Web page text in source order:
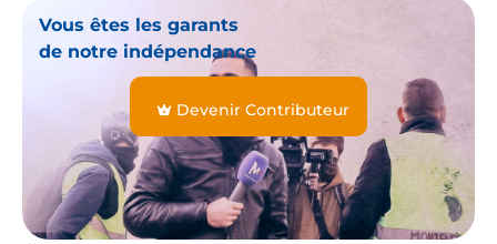
Vous êtes les garants
de notre indépendance
Devenir Contributeur